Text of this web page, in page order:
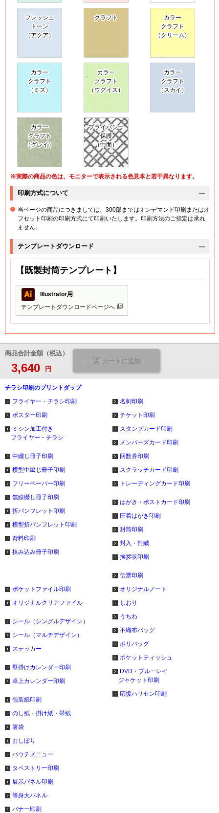
フレッシュ
トーン
（アクア）
クラフト
カラー
クラフト
（クリーム）
カラー
クラフト
（ミズ）
カラー
クラフト
（ウグイス）
カラー
クラフト
（スカイ）
カラー
クラフト
（グレイ）
プライバシー
保護
（中面）
※実際の商品の色は、モニターで表示される色見本と若干異なります。
印刷方式について
当ページの商品につきましては、300部まではオンデマンド印刷またはオ
フセット印刷の印刷方式にて印刷いたします。印刷方法のご指定は承れ
ません。
テンプレートダウンロード
【既製封筒テンプレート】
Illustrator用
テンプレートダウンロードページへ
商品合計金額（税込）
3,640 円
カートに追加
選択が必要な項目があります
チラシ印刷のプリントダップ
フライヤー・チラシ印刷
ポスター印刷
ミシン加工付き
フライヤー・チラシ
中綴じ冊子印刷
横型中綴じ冊子印刷
フリーペーパー印刷
無線綴じ冊子印刷
折パンフレット印刷
横型折パンフレット印刷
資料印刷
挟み込み冊子印刷
名刺印刷
チケット印刷
スタンプカード印刷
メンバーズカード印刷
回数券印刷
スクラッチカード印刷
トレーディングカード印刷
はがき・ポストカード印刷
圧着はがき印刷
封筒印刷
封入・封緘
挨拶状印刷
伝票印刷
ポケットファイル印刷
オリジナルクリアファイル
シール（シングルデザイン）
シール（マルチデザイン）
ステッカー
壁掛けカレンダー印刷
卓上カレンダー印刷
包装紙印刷
のし紙・掛け紙・帯紙
箸袋
おしぼり
パウチメニュー
オリジナルノート
しおり
うちわ
不織布バッグ
ポリバッグ
ポケットティッシュ
DVD・ブルーレイ
ジャケット印刷
応援ハリセン印刷
タペストリー印刷
展示パネル印刷
等身大パネル
バナー印刷